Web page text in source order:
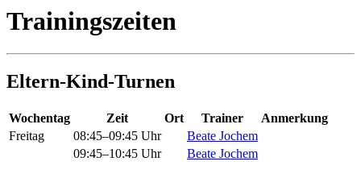
Trainingszeiten
Eltern-Kind-Turnen
Wochentag Zeit Ort Trainer
Anmerkung
Freitag
08:45–09:45 Uhr
Beate Jochem
09:45–10:45 Uhr
Beate Jochem